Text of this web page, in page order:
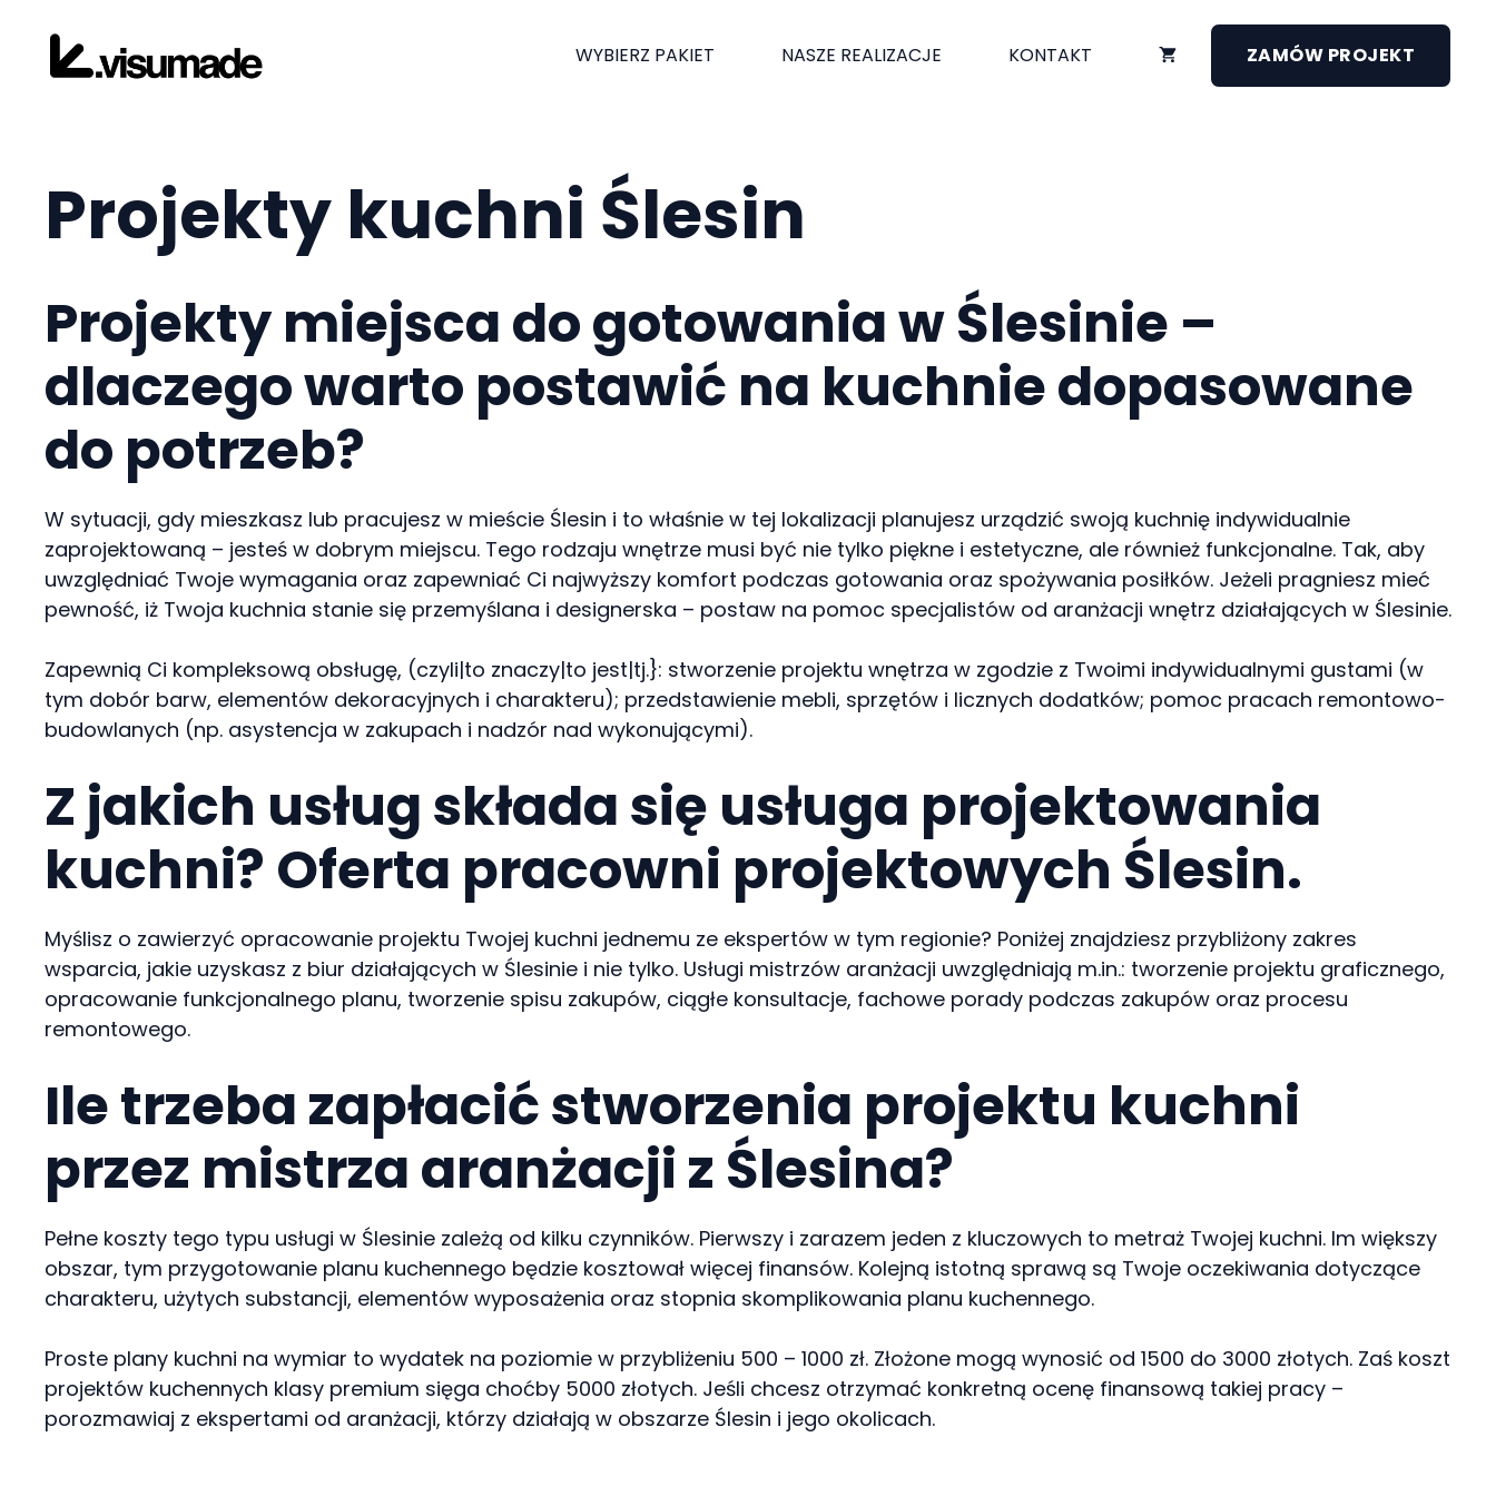
treści
WYBIERZ PAKIET NASZE REALIZACJE KONTAKT ZAMÓW PROJEKT
Projekty kuchni Ślesin
Projekty miejsca do gotowania w Ślesinie –
dlaczego warto postawić na kuchnie dopasowane
do potrzeb?
W sytuacji, gdy mieszkasz lub pracujesz w mieście Ślesin i to właśnie w tej lokalizacji planujesz urządzić swoją kuchnię indywidualnie
zaprojektowaną – jesteś w dobrym miejscu. Tego rodzaju wnętrze musi być nie tylko piękne i estetyczne, ale również funkcjonalne. Tak, aby
uwzględniać Twoje wymagania oraz zapewniać Ci najwyższy komfort podczas gotowania oraz spożywania posiłków. Jeżeli pragniesz mieć
pewność, iż Twoja kuchnia stanie się przemyślana i designerska – postaw na pomoc specjalistów od aranżacji wnętrz działających w Ślesinie.
Zapewnią Ci kompleksową obsługę, (czyli|to znaczy|to jest|tj.}: stworzenie projektu wnętrza w zgodzie z Twoimi indywidualnymi gustami (w
tym dobór barw, elementów dekoracyjnych i charakteru); przedstawienie mebli, sprzętów i licznych dodatków; pomoc pracach remontowo-
budowlanych (np. asystencja w zakupach i nadzór nad wykonującymi).
Z jakich usług składa się usługa projektowania
kuchni? Oferta pracowni projektowych Ślesin.
Myślisz o zawierzyć opracowanie projektu Twojej kuchni jednemu ze ekspertów w tym regionie? Poniżej znajdziesz przybliżony zakres
wsparcia, jakie uzyskasz z biur działających w Ślesinie i nie tylko. Usługi mistrzów aranżacji uwzględniają m.in.: tworzenie projektu graficznego,
opracowanie funkcjonalnego planu, tworzenie spisu zakupów, ciągłe konsultacje, fachowe porady podczas zakupów oraz procesu
remontowego.
Ile trzeba zapłacić stworzenia projektu kuchni
przez mistrza aranżacji z Ślesina?
Pełne koszty tego typu usługi w Ślesinie zależą od kilku czynników. Pierwszy i zarazem jeden z kluczowych to metraż Twojej kuchni. Im większy
obszar, tym przygotowanie planu kuchennego będzie kosztował więcej finansów. Kolejną istotną sprawą są Twoje oczekiwania dotyczące
charakteru, użytych substancji, elementów wyposażenia oraz stopnia skomplikowania planu kuchennego.
Proste plany kuchni na wymiar to wydatek na poziomie w przybliżeniu 500 – 1000 zł. Złożone mogą wynosić od 1500 do 3000 złotych. Zaś koszt
projektów kuchennych klasy premium sięga choćby 5000 złotych. Jeśli chcesz otrzymać konkretną ocenę finansową takiej pracy –
porozmawiaj z ekspertami od aranżacji, którzy działają w obszarze Ślesin i jego okolicach.